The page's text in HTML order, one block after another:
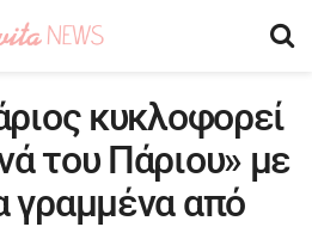
κυκλοφορεί
του Πάριου» με
γραμμένα από